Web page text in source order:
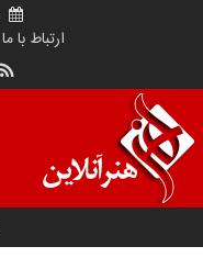
ارتباط با ما